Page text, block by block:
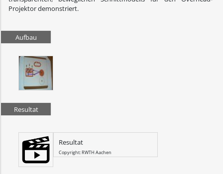
Projektor demonstriert.
Aufbau
Resultat
Resultat
Copyright: RWTH Aachen